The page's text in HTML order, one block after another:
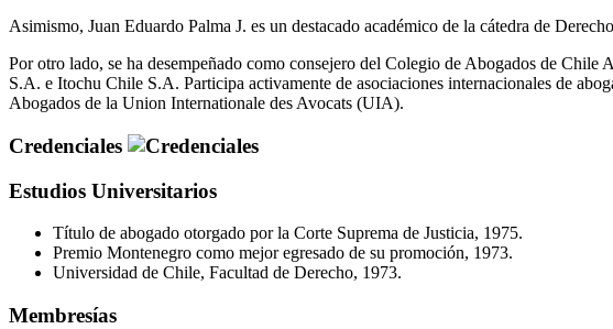
Asimismo, Juan Eduardo Palma J. es un destacado académico de la cátedra de
Por otro lado, se ha desempeñado como consejero del Colegio de Abogados de
S.A. e Itochu Chile S.A. Participa activamente de asociaciones internacionales de
Abogados de la Union Internationale des Avocats (UIA).
Credenciales
Estudios Universitarios
Título de abogado otorgado por la Corte Suprema de Justicia, 1975.
Premio Montenegro como mejor egresado de su promoción, 1973.
Universidad de Chile, Facultad de Derecho, 1973.
Membresías